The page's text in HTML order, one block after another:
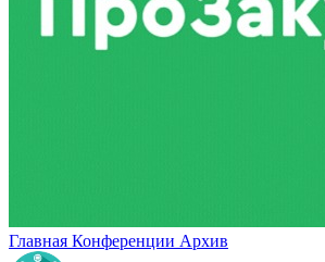
Главная Конференции Архив